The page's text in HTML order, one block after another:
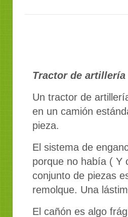
Tractor de artillería
Un tractor de
en un camión
pieza.
El sistema de
porque no había ( Y
conjunto de piezas
remolque. Una
El cañón es algo